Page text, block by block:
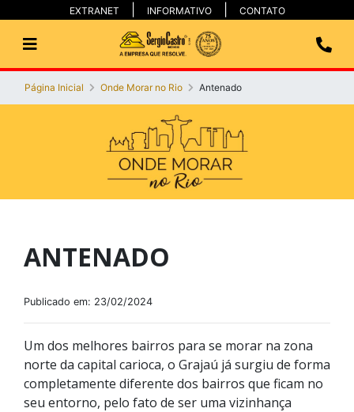
EXTRANET INFORMATIVO CONTATO
Página Inicial Onde Morar no Rio Antenado
ANTENADO
Publicado em: 23/02/2024
Um dos melhores bairros para se morar na zona
norte da capital carioca, o Grajaú já surgiu de forma
completamente diferente dos bairros que ficam no
seu entorno, pelo fato de ser uma vizinhança